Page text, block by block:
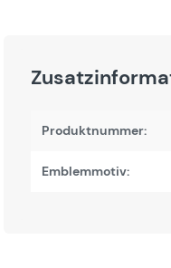
Produktnummer:
Emblemmotiv: